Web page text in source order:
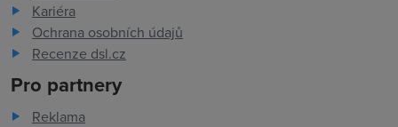
Kariéra
Ochrana osobních údajů
Recenze dsl.cz
Pro partnery
Reklama